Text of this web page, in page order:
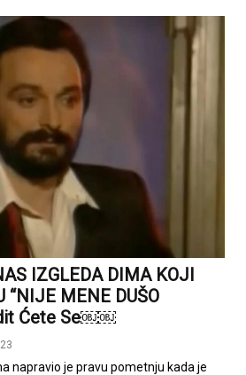
IZGLEDA DIMA KOJI
“NIJE MENE DUŠO
Ćete Se￼￼
napravio je pravu pometnju kada je